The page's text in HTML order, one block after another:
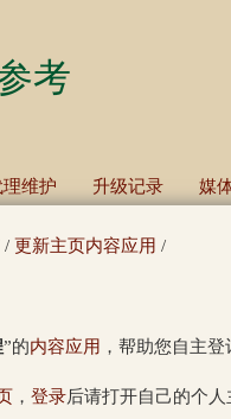
容
分
考
维护 升级记录 媒
/ 更新主页内容应用 /
”的内容应用 ，帮助您自主
， 登录后请打开自己的个